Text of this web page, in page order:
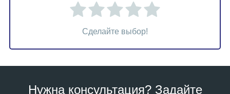
Сделайте выбор!
Нужна консультация? Задайте